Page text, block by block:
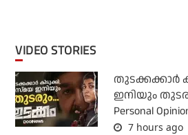
VIDEO STORIES
തുടക്കക്കാര്‍
ഇനിയും
Personal
7 hours ago